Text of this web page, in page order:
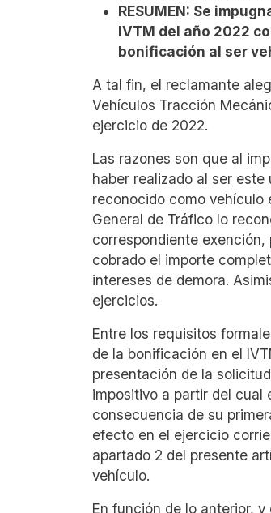
RESUMEN: Se
IVTM del año 2022
bonificación al ser
A tal fin, el reclamante
Vehículos Tracción
ejercicio de 2022.
Las razones son que al
haber realizado al ser
reconocido como vehículo
General de Tráfico lo
correspondiente
cobrado el importe
intereses de demora.
ejercicios.
Entre los requisitos
de la bonificación en el
presentación de la
impositivo a partir del cual
consecuencia de su
efecto en el ejercicio
apartado 2 del presente
vehículo.
En función de lo anterior,